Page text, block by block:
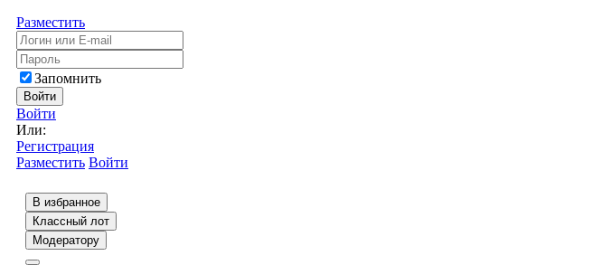
Разместить
Запомнить
Войти
Войти
Или:
Регистрация
Разместить Войти
В избранное
Классный лот
Модератору